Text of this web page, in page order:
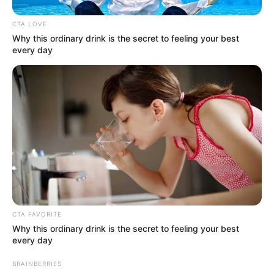
Με ψυχραιμία και αποφασιστικότητα
πλησίασε το βυθιζόμενο όχημα, βοηθώντας
τους επιβαίνοντες να ανοίξουν τις πόρτες και
να βγουν στην επιφάνεια.
Και οι τέσσερις βγήκαν σώοι στην
αποβάθρα. Ένα θαύμα ζωής, μια πράξη
ανθρωπιάς που σημάδεψε τις γιορτές.
CTA LOVE
Why this ordinary drink is the secret to feeling your best
every day
CTA FAVORITE
Why this ordinary drink is the secret to feeling your best
every day
BRAINBERRIES